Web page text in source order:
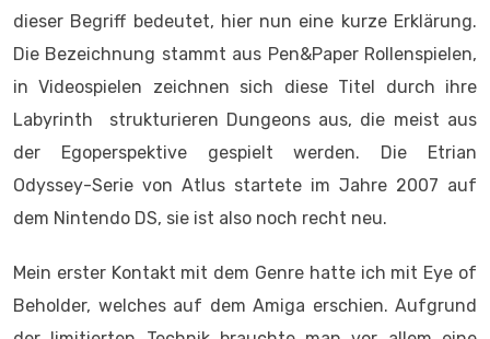
dieser Begriff bedeutet, hier nun eine kurze Erklärung.
Die Bezeichnung stammt aus Pen&Paper Rollenspielen,
in Videospielen zeichnen sich diese Titel durch ihre
Labyrinth strukturieren Dungeons aus, die meist aus
der Egoperspektive gespielt werden. Die Etrian
Odyssey-Serie von Atlus startete im Jahre 2007 auf
dem Nintendo DS, sie ist also noch recht neu.
Mein erster Kontakt mit dem Genre hatte ich mit Eye of
Beholder, welches auf dem Amiga erschien. Aufgrund